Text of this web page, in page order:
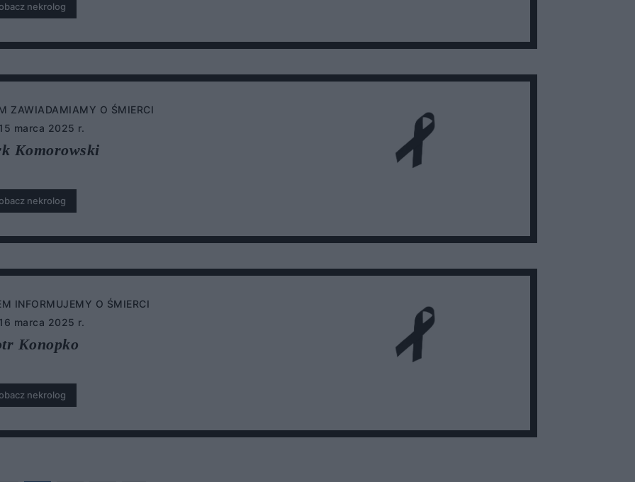
nekrolog
ZAWIADAMIAMY O ŚMIERCI
marca 2025 r.
Komorowski
nekrolog
INFORMUJEMY O ŚMIERCI
marca 2025 r.
Konopko
nekrolog